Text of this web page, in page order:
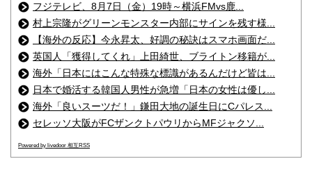
フジテレビ、8月7日（金）19時～横浜FMvs鹿...
村上宗隆がグリーンモンスター内部にサインを残す様...
【海外の反応】今永昇太、好調の秘訣はスマホ画面だ...
英国人「獲得してくれ」上田綺世、ブライトン移籍が...
海外「日本にはこんな特殊な標識があるんだけど皆は...
日本で婚活する韓国人男性が急増「日本の女性は優し...
海外「良いスーツだ！」鎌田大地の誕生日にCパレス...
セレッソ大阪がFCザンクトパウリからMFジャクソ...
Powered by livedoor 相互RSS